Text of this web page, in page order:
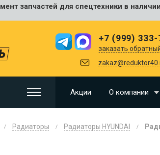
запчастей для спецтехники в
+7 (999) 333-
заказать
Акции О компании
Универсальные
HITACHI
HYUNDAI
VOLVO
CAT
CASE
Радиаторы Радиаторы HYUNDAI